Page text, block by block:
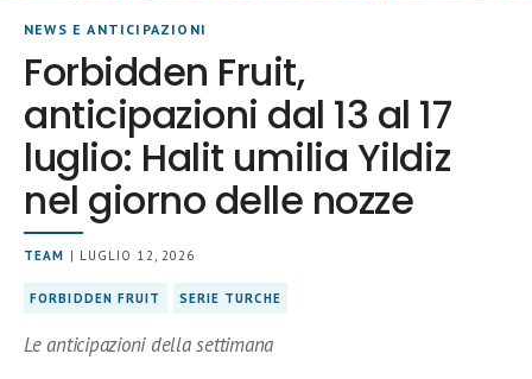
NEWS E ANTICIPAZIONI
Forbidden Fruit,
anticipazioni dal 13 al 17
luglio: Halit umilia Yildiz
nel giorno delle nozze
TEAM | LUGLIO 12, 2026
FORBIDDEN FRUIT SERIE TURCHE
Le anticipazioni della settimana